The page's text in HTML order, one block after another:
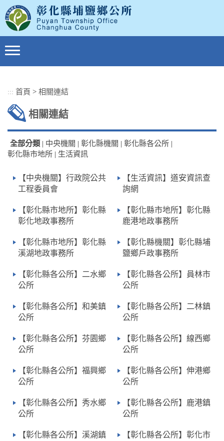
到
主
要
內
::: 首頁 > 相關連結
相關連結
全部分類| 中央機關 | 彰化縣機關 | 彰化縣各公所 |
彰化縣市地所 | 生活資訊
【中央機關】行政院公共
工程委員會
【生活資訊】道安資訊查
詢網
【彰化縣市地所】彰化縣
彰化地政事務所
【彰化縣市地所】彰化縣
鹿港地政事務所
【彰化縣市地所】彰化縣
溪湖地政事務所
【彰化縣機關】彰化縣埔
鹽鄉戶政事務所
【彰化縣各公所】二水鄉
公所
【彰化縣各公所】員林市
公所
【彰化縣各公所】和美鎮
公所
【彰化縣各公所】二林鎮
公所
【彰化縣各公所】芬園鄉
公所
【彰化縣各公所】線西鄉
公所
【彰化縣各公所】福興鄉
公所
【彰化縣各公所】伸港鄉
公所
【彰化縣各公所】秀水鄉
公所
【彰化縣各公所】鹿港鎮
公所
【彰化縣各公所】溪湖鎮
【彰化縣各公所】彰化市